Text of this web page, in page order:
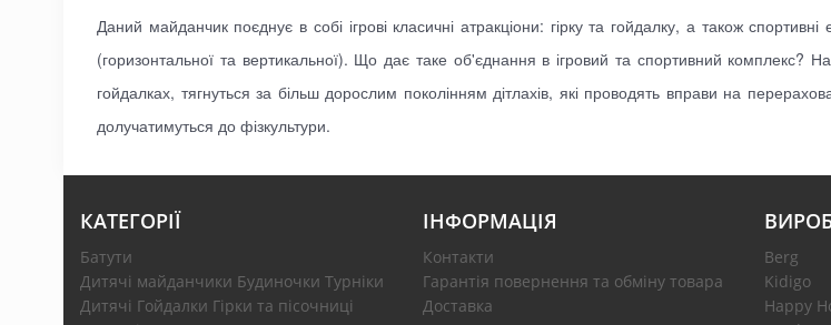
Даний майданчик поєднує в собі ігрові класичні атракціони: гірку та гойдалку, а також
(горизонтальної та вертикальної). Що дає таке об'єднання в ігровий та спортивний комплекс?
гойдалках, тягнуться за більш дорослим поколінням дітлахів, які проводять вправи на
долучатимуться до фізкультури.
КАТЕГОРІЇ
Батути
Дитячі майданчики Будиночки Турніки
Дитячі Гойдалки Гірки та пісочниці
ІНФОРМАЦІЯ
Контакти
Гарантія повернення та обміну товара
Доставка
Berg
Kidigo
Happy